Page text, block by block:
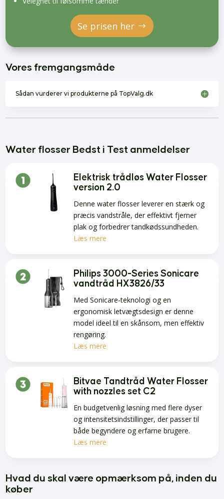
Se prisen her
Vores fremgangsmåde
Sådan vurderer vi produkterne på TopValg.dk
Water flosser Bedst i Test anmeldelser
Elektrisk trådløs Water Flosser
version 2.0
Denne water flosser leverer en stærk og
præcis vandstråle, der effektivt fjerner
plak og forbedrer tandkødssundheden.
Læs mere
Philips 3000-Series Sonicare
vandtråd HX3826/33
Med Sonicare-teknologi og en
ergonomisk letvægtsdesign er denne
model ideel til en skånsom, men effektiv
rengøring.
Læs mere
Bitvae Tandtråd Water Flosser
with nozzles set C2
En budgetvenlig løsning med flere dyser
og intensitetsindstillinger, der passer til
både begyndere og erfarne brugere.
Læs mere
Hvad du skal være opmærksom på, inden du
køber